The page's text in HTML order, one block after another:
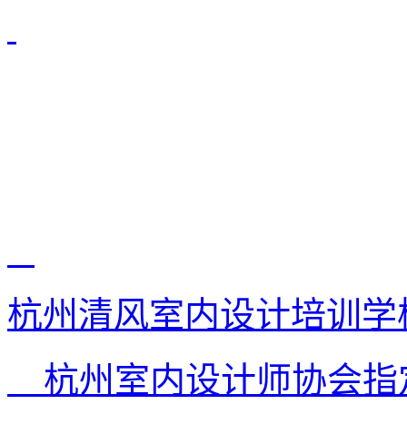
杭州清风室内设计培训学
杭州室内设计师协会